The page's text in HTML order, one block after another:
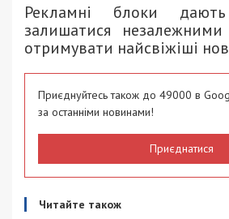
Рекламні блоки
залишатися
отримувати найсвіжіші
Приєднуйтесь також до 49000 в
за останніми новинами!
Приєднатися
Читайте також